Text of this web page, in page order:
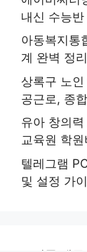
내신 수능
아동복지통
계 완벽 정리
상록구 노
공근로, 종
유아 창의
교육원 학
텔레그램
및 설정 가